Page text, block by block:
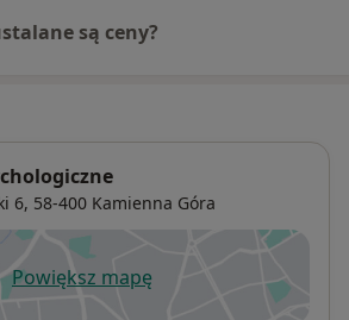
są ceny?
6, 58-400 Kamienna Góra
Powiększ mapęotwiera się w nowej karcie